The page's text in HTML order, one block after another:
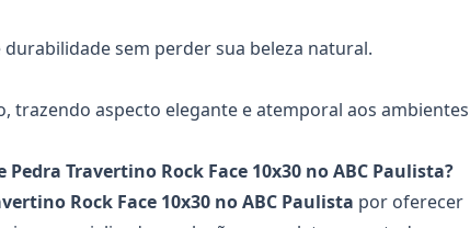
sem perder sua beleza natural.
trazendo aspecto elegante e atemporal aos ambientes
Travertino Rock Face 10x30 no ABC Paulista?
Rock Face 10x30 no ABC Paulista por oferecer